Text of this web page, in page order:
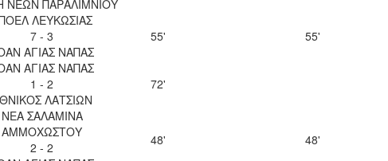
ΝΕΩΝ ΠΑΡΑΛΙΜΝΙΟΥ
ΛΕΥΚΩΣΙΑΣ
7 - 3
ΑΓΙΑΣ ΝΑΠΑΣ
55'
55'
ΑΓΙΑΣ ΝΑΠΑΣ
1 - 2
ΛΑΤΣΙΩΝ
72'
ΝΕΑ ΣΑΛΑΜΙΝΑ
ΑΜΜΟΧΩΣΤΟΥ
2 - 2
48' 48'